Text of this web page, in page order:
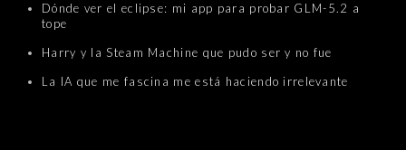
Dónde ver el eclipse: mi app para probar GLM-5.2 a
tope
Harry y la Steam Machine que pudo ser y no fue
La IA que me fascina me está haciendo irrelevante